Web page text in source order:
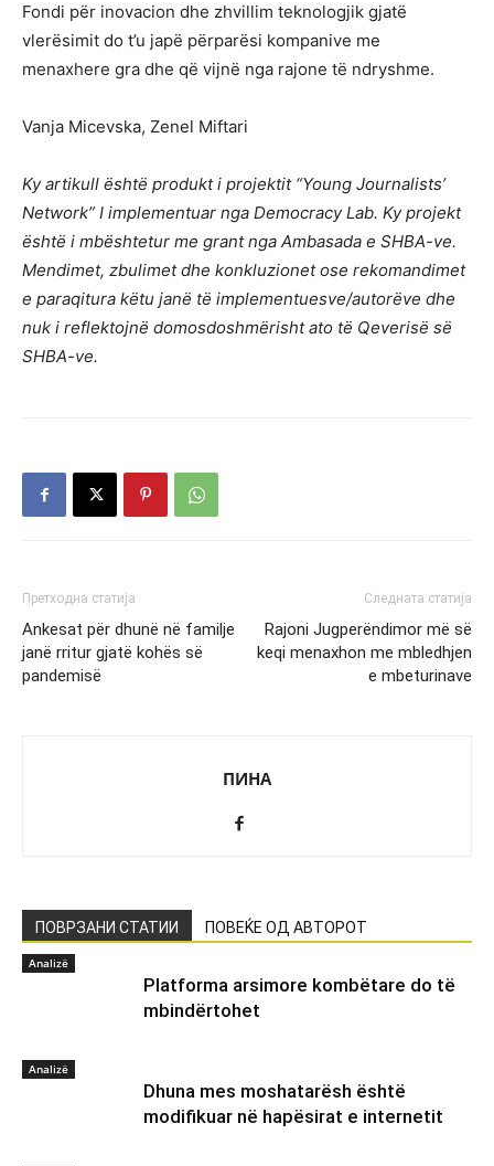
Fondi për inovacion dhe zhvillim teknologjik gjatë
vlerësimit do t’u japë përparësi kompanive me
menaxhere gra dhe që vijnë nga rajone të ndryshme.
Vanja Micevska, Zenel Miftari
Ky artikull është produkt i projektit “Young Journalists’
Network” I implementuar nga Democracy Lab. Ky projekt
është i mbështetur me grant nga Ambasada e SHBA-ve.
Mendimet, zbulimet dhe konkluzionet ose rekomandimet
e paraqitura këtu janë të implementuesve/autorëve dhe
nuk i reflektojnë domosdoshmërisht ato të Qeverisë së
SHBA-ve.
Претходна статија
Ankesat për dhunë në familje
janë rritur gjatë kohës së
pandemisë
Следната статија
Rajoni Jugperëndimor më së
keqi menaxhon me mbledhjen
e mbeturinave
ПИНА
ПОВРЗАНИ СТАТИИ ПОВЕЌЕ ОД АВТОРОТ
Аnalizë
Platforma arsimore kombëtare do të
mbindërtohet
Аnalizë
Dhuna mes moshatarësh është
modifikuar në hapësirat e internetit